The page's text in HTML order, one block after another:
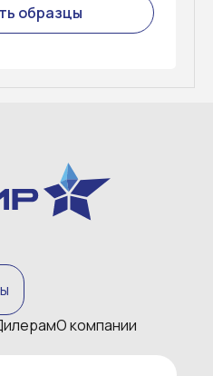
образцы
О компании